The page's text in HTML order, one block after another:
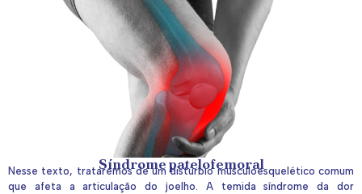
Síndrome patelofemoral
Nesse texto, trataremos de um distúrbio musculoesquelético comum
que afeta a articulação do joelho. A temida síndrome da dor